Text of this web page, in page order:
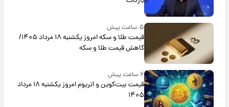
۵ ساعت پیش
قیمت طلا و سکه امروز یکشنبه ۱۸ مرداد ۱۴۰۵/
کاهش قیمت طلا و سکه
۶ ساعت پیش
قیمت بیت‌کوین و اتریوم امروز یکشنبه ۱۸ مرداد
۱۴۰۵